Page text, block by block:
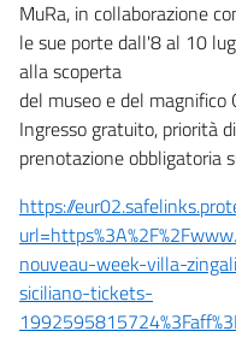
MuRa, in collaborazione
le sue porte dall'8 al 10
alla scoperta
del museo e del magnifico
Ingresso gratuito, priorità
prenotazione obbligatoria
https://
nouveau-week-villa-
siciliano-tickets-